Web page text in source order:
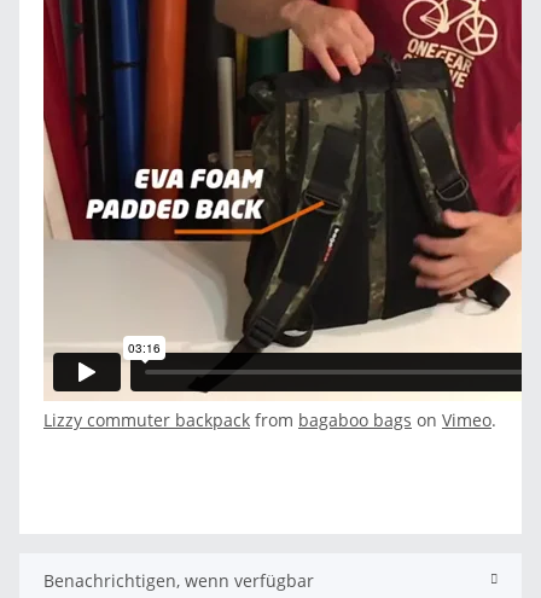
Lizzy commuter backpack from bagaboo bags on Vimeo.
Benachrichtigen, wenn verfügbar